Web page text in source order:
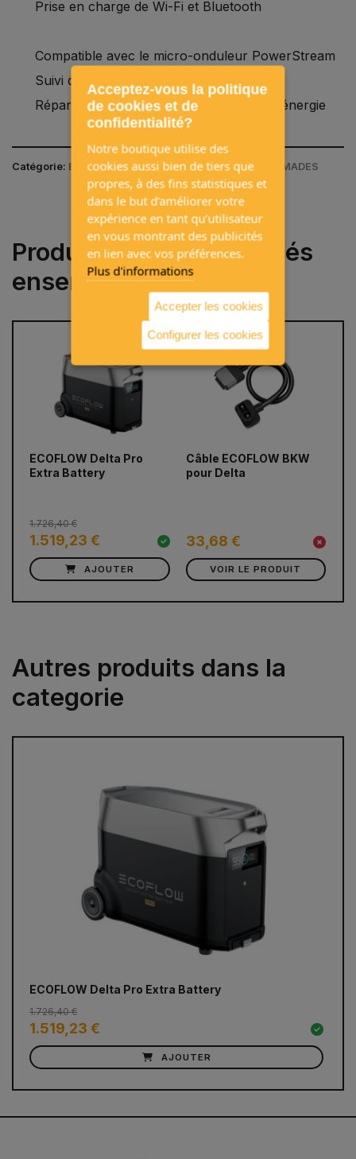
Prise en charge de Wi-Fi et Bluetooth
Compatible avec le micro-onduleur PowerStream
Suivi de l’énergie en temps réel
Répartition automatique et optimisée de l’énergie
Catégorie: ÉLECTRICITÉ / ECOFLOW / BATTERIES NOMADES
Produits souvent achetés
ensemble
ECOFLOW Delta Pro
Extra Battery
1.519,23 €
1.726,40 €
AJOUTER
Câble ECOFLOW BKW
pour Delta
33,68 €
VOIR LE PRODUIT
prev next
Autres produits dans la
categorie
ECOFLOW Delta Pro Extra Battery
1.519,23 €
1.726,40 €
AJOUTER
Acceptez-vous la politique
de cookies et de
confidentialité?
Notre boutique utilise des
cookies aussi bien de tiers que
propres, à des fins statistiques et
dans le but d’améliorer votre
expérience en tant qu’utilisateur
en vous montrant des publicités
en lien avec vos préférences.
Plus d'informations
Accepter les cookies
Configurer les cookies